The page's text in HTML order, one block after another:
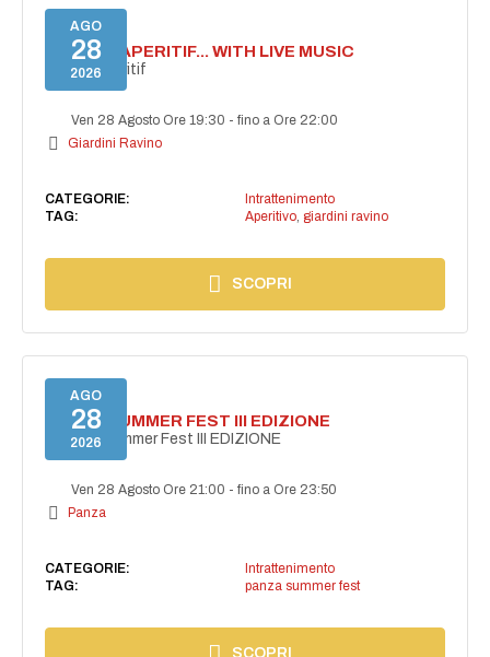
AGO
28
2026
SECRET APERITIF... WITH LIVE MUSIC
Secret aperitif
Ven 28 Agosto Ore 19:30 -fino a Ore 22:00
Giardini Ravino
CATEGORIE:
Intrattenimento
TAG:
Aperitivo, giardini ravino
SCOPRI
AGO
28
2026
PANZA SUMMER FEST III EDIZIONE
PANZA Summer Fest III EDIZIONE
Ven 28 Agosto Ore 21:00 -fino a Ore 23:50
Panza
CATEGORIE:
Intrattenimento
TAG:
panza summer fest
SCOPRI